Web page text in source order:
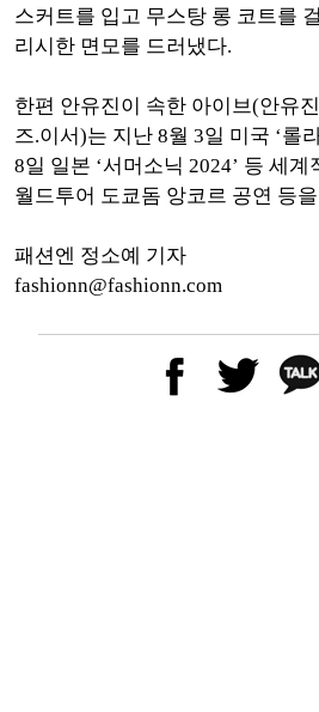
스커트를 입고 무스탕 롱 코트를
리시한 면모를 드러냈다.
한편 안유진이 속한 아이브(안유
즈.이서)는 지난 8월 3일 미국 ‘롤
8일 일본 ‘서머소닉 2024’ 등 세
월드투어 도쿄돔 앙코르 공연 등
패션엔 정소예 기자
fashionn@fashionn.com